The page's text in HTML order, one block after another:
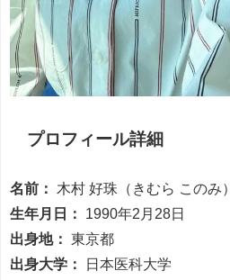
プロフィール詳細
名前：
木村 好珠（きむら このみ）
生年月日：
1990年2月28日
出身地：
東京都
出身大学：
日本医科大学